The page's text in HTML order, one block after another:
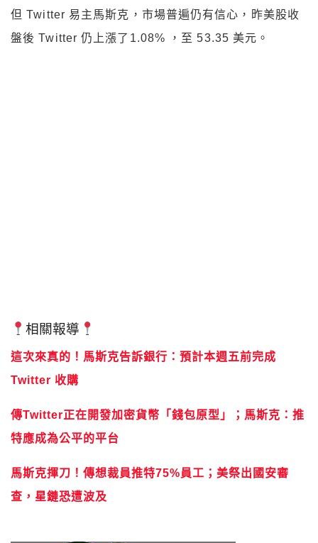
但 Twitter 易主馬斯克，市場普遍仍有信心，昨美股收
盤後 Twitter 仍上漲了1.08% ，至 53.35 美元。
相關報導
這次來真的！馬斯克告訴銀行：預計本週五前完成
Twitter 收購
傳Twitter正在開發加密貨幣「錢包原型」；馬斯克：推
特應成為公平的平台
馬斯克揮刀！傳想裁員推特75%員工；美祭出國安審
查，星鏈恐遭波及